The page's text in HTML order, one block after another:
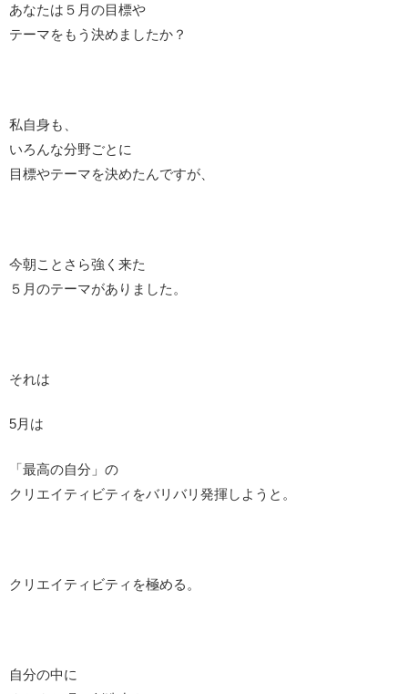
あなたは５月の目標や
テーマをもう決めましたか？
私自身も、
いろんな分野ごとに
目標やテーマを決めたんですが、
今朝ことさら強く来た
５月のテーマがありました。
それは
5月は
「最高の自分」の
クリエイティビティをバリバリ発揮しようと。
クリエイティビティを極める。
自分の中に